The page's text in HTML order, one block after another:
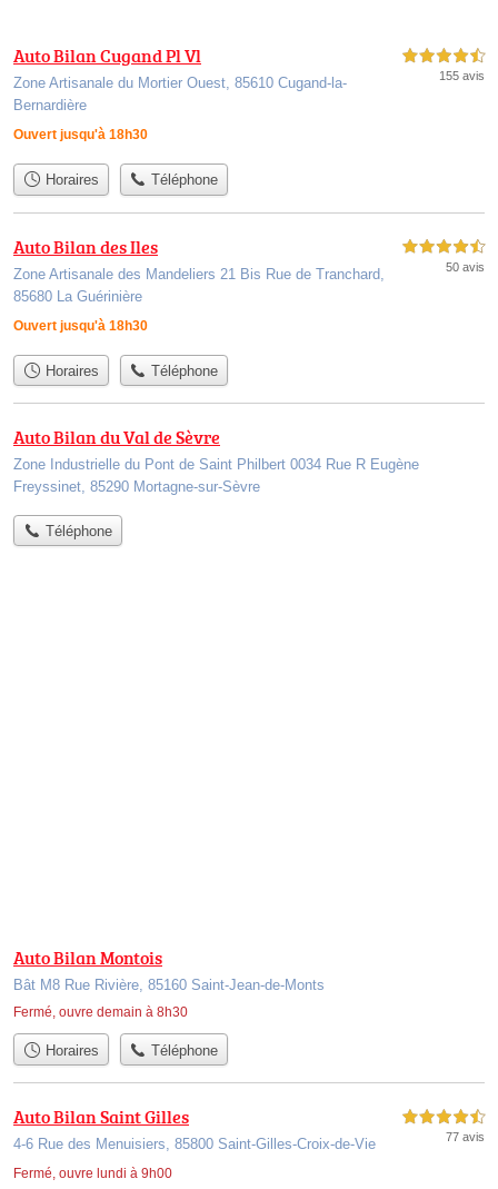
Auto Bilan Cugand Pl Vl
Zone Artisanale du Mortier Ouest, 85610 Cugand-la-
Bernardière
Ouvert jusqu'à 18h30
4,5 étoiles sur 5
155 avis
Horaires Téléphone
Auto Bilan des Iles
Zone Artisanale des Mandeliers 21 Bis Rue de Tranchard,
85680 La Guérinière
Ouvert jusqu'à 18h30
4,5 étoiles sur 5
50 avis
Horaires Téléphone
Auto Bilan du Val de Sèvre
Zone Industrielle du Pont de Saint Philbert 0034 Rue R Eugène
Freyssinet, 85290 Mortagne-sur-Sèvre
Téléphone
Auto Bilan Montois
Bât M8 Rue Rivière, 85160 Saint-Jean-de-Monts
Fermé, ouvre demain à 8h30
Horaires Téléphone
Auto Bilan Saint Gilles
4-6 Rue des Menuisiers, 85800 Saint-Gilles-Croix-de-Vie
Fermé, ouvre lundi à 9h00
4,5 étoiles sur 5
77 avis